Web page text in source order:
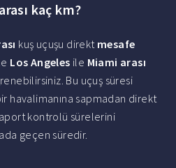
kaç km?
kuş uçuşu direkt mesafe
Los Angeles ile Miami arası
Bu uçuş süresi
havalimanına sapmadan direkt
kontrolü sürelerini
geçen süredir.